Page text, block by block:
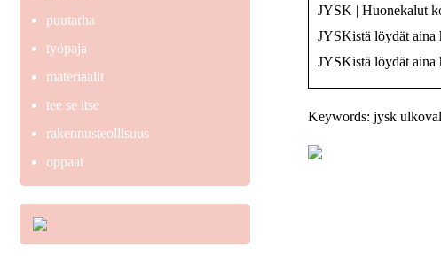
JYSK | Huonekalut
JYSKistä löydät aina
JYSKistä löydät
Keywords: jysk
puutarha
työpaja
materiaalit
tee se itse
rakennusteollisuus
oppaat